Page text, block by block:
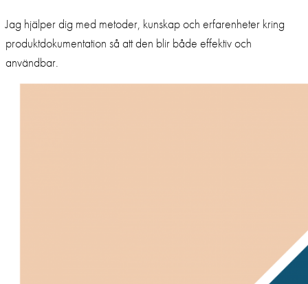
Jag hjälper dig med metoder, kunskap och erfarenheter kring
produktdokumentation så att den blir både effektiv och
användbar.